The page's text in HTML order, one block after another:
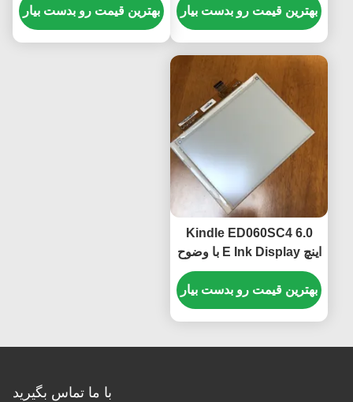
کاغذ Kindle E
بهترین قیمت رو بدست بیار
عاكسة لجهاز Pocketbook
626 Touch Lux 3
بهترین قیمت رو بدست بیار
Kindle ED060SC4 6.0
اینچ E Ink Display با وضوح
800 × 600 SVGA و رابط
39 پین
بهترین قیمت رو بدست بیار
با ما تماس بگیرید